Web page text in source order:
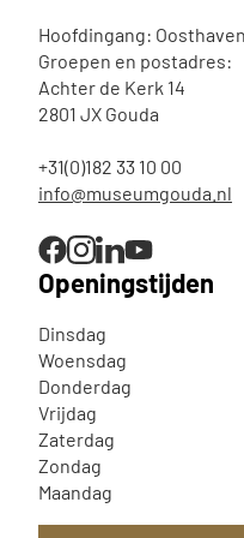
Hoofdingang:
Groepen en postadres:
Achter de Kerk 14
2801 JX Gouda
+31(0)182 33 10 00
info@museumgouda.nl
Openingstijden
Dinsdag
Woensdag
Donderdag
Vrijdag
Zaterdag
Zondag
Maandag